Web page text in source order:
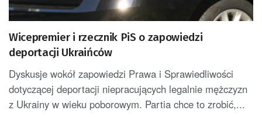
Wicepremier i rzecznik PiS o zapowiedzi
deportacji Ukraińców
Dyskusje wokół zapowiedzi Prawa i Sprawiedliwości
dotyczącej deportacji niepracujących legalnie mężczyzn
z Ukrainy w wieku poborowym. Partia chce to zrobić,...